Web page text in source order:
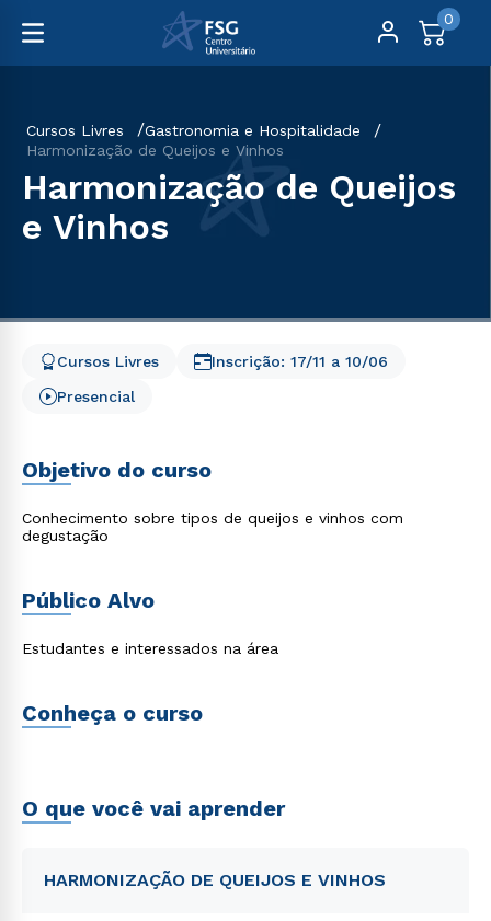
0
Cursos Livres
Gastronomia e Hospitalidade
Harmonização de Queijos e Vinhos
Harmonização de Queijos
e Vinhos
Cursos Livres
Presencial
Inscrição: 17/11 a 10/06
Objetivo do curso
Conhecimento sobre tipos de queijos e vinhos com
degustação
Público Alvo
Estudantes e interessados na área
Conheça o curso
O que você vai aprender
HARMONIZAÇÃO DE QUEIJOS E VINHOS